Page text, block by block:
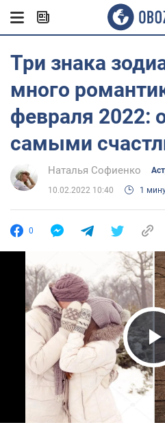
Три знака
много
февраля 2022:
самыми
Наталья Софиенко
10.02.2022 10:40 1
0